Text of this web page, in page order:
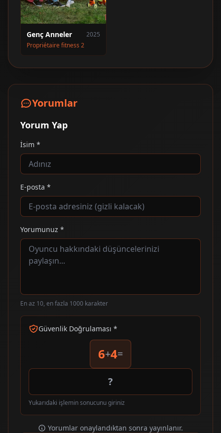
Genç Anneler
2025
Propriétaire fitness 2
Yorumlar
Yorum Yap
İsim *
E-posta *
Yorumunuz *
En az 10, en fazla 1000 karakter
Güvenlik Doğrulaması *
6+4=
Yukarıdaki işlemin sonucunu giriniz
Yorumlar onaylandıktan sonra yayınlanır.